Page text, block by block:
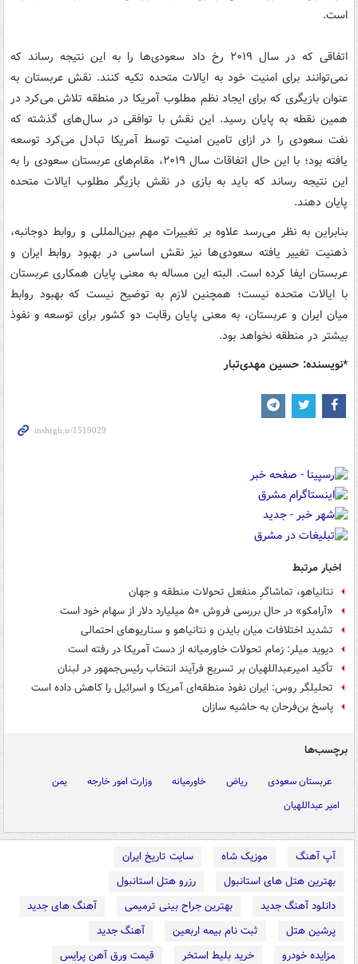
است.
اتفاقی که در سال ۲۰۱۹ رخ داد سعودی‌ها را به این نتیجه رساند که
نمی‌توانند برای امنیت خود به ایالات متحده تکیه کنند. نقش عربستان به
عنوان بازیگری که برای ایجاد نظم مطلوب آمریکا در منطقه تلاش می‌کرد در
همین نقطه به پایان رسید. این نقش با توافقی در سال‌های گذشته که
نفت سعودی را در ازای تامین امنیت توسط آمریکا تبادل می‌کرد توسعه
یافته بود؛ با این حال اتفاقات سال ۲۰۱۹، مقام‌های عربستان سعودی را به
این نتیجه رساند که باید به بازی در نقش بازیگر مطلوب ایالات متحده
پایان دهند.
بنابراین به نظر می‌رسد علاوه بر تغییرات مهم بین‌المللی و روابط دوجانبه،
ذهنیت تغییر یافته سعودی‌ها نیز نقش اساسی در بهبود روابط ایران و
عربستان ایفا کرده است. البته این مساله به معنی پایان همکاری عربستان
با ایالات متحده نیست؛ همچنین لازم به توضیح نیست که بهبود روابط
میان ایران و عربستان، به معنی پایان رقابت دو کشور برای توسعه و نفوذ
بیشتر در منطقه نخواهد بود.
*نویسنده: حسین مهدی‌تبار
اخبار مرتبط
نتانیاهو، تماشاگرِ منفعل تحولات منطقه و جهان
«آرامکو» در حال بررسی فروش ۵۰ میلیارد دلار از سهام خود است
تشدید اختلافات میان بایدن و نتانیاهو و سناریوهای احتمالی
دیوید میلر: زمام تحولات خاورمیانه از دست آمریکا در رفته است
تأکید امیرعبداللهیان بر تسریع فرآیند انتخاب رئیس‌جمهور در لبنان
تحلیلگر روس: ایران نفوذ منطقه‌ای آمریکا و اسرائیل را کاهش داده است
پاسخ بن‌فرحان به حاشیه سازان
برچسب‌ها
عربستان سعودی ریاض خاورمیانه وزارت امور خارجه
یمن
امیر عبداللهیان
آپ آهنگ موزیک شاه
سایت تاریخ ایران
بهترین هتل های استانبول
رزرو هتل استانبول
دانلود آهنگ جدید
بهترین جراح بینی ترمیمی
آهنگ های جدید
پرشین هتل
ثبت نام بیمه اربعین
آهنگ جدید
مزایده خودرو
خرید بلیط استخر
قیمت ورق آهن پرایس